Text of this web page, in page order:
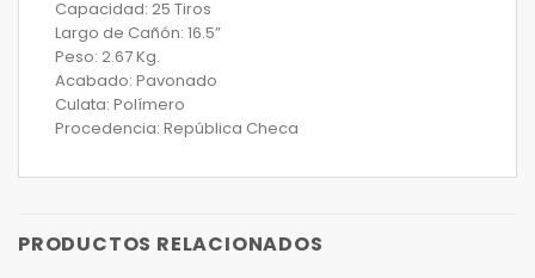
Capacidad: 25 Tiros
Largo de Cañón: 16.5”
Peso: 2.67 Kg.
Acabado: Pavonado
Culata: Polímero
Procedencia: República Checa
PRODUCTOS RELACIONADOS